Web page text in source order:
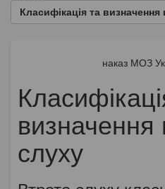
Класифікація та визначення
наказ МОЗ
визначення
слуху